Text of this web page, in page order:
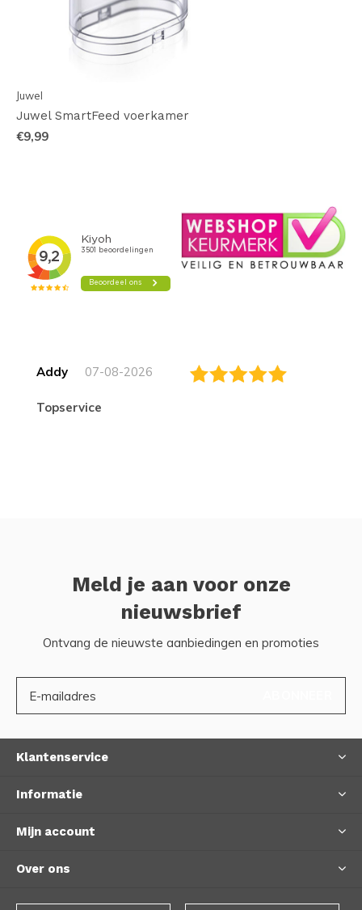
Juwel
Juwel SmartFeed voerkamer
€9,99
Addy 07-08-2026
topservice
Meld je aan voor onze
nieuwsbrief
Ontvang de nieuwste aanbiedingen en promoties
Klantenservice
Informatie
Mijn account
Over ons